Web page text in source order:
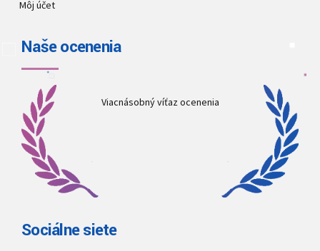
Môj účet
Naše ocenenia
Viacnásobný víťaz ocenenia
Sociálne siete